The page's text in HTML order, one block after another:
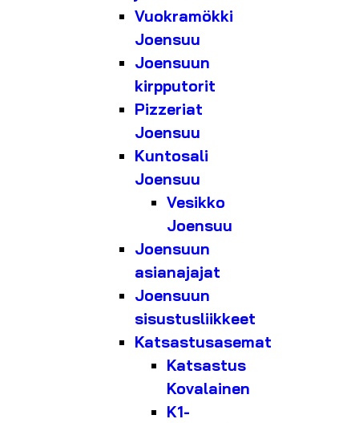
Vuokramökki
Joensuu
Joensuun
kirpputorit
Pizzeriat
Joensuu
Kuntosali
Joensuu
Vesikko
Joensuu
Joensuun
asianajajat
Joensuun
sisustusliikkeet
Katsastusasemat
Katsastus
Kovalainen
K1-